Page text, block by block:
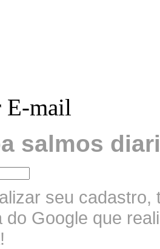
E-mail
salmos
seu cadastro,
do Google que